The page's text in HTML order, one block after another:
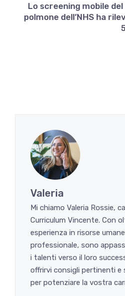
Lo screening mobile
polmone dell’NHS ha
Valeria
Mi chiamo Valeria Rossie,
Curriculum Vincente. Con
esperienza in risorse
professionale, sono
i talenti verso il loro
offrirvi consigli pertinenti e
per potenziare la vostra